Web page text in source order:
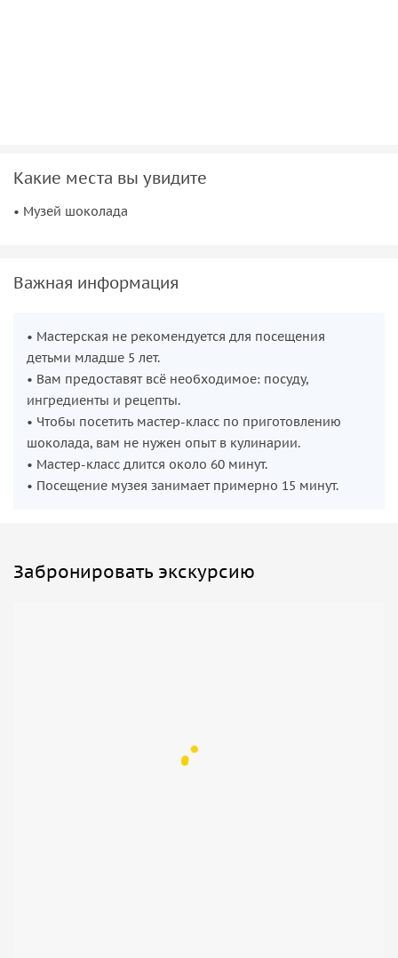
Какие места вы увидите
• Музей шоколада
Важная информация
• Мастерская не рекомендуется для посещения
детьми младше 5 лет.
• Вам предоставят всё необходимое: посуду,
ингредиенты и рецепты.
• Чтобы посетить мастер-класс по приготовлению
шоколада, вам не нужен опыт в кулинарии.
• Мастер-класс длится около 60 минут.
• Посещение музея занимает примерно 15 минут.
Забронировать экскурсию